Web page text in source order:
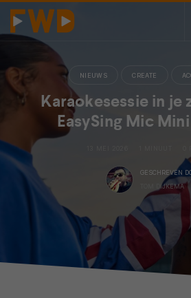
NIEUWS CREATE
Karaokesessie in je
EasySing Mic
0
GESCHREVEN
TOM DIJKEMA